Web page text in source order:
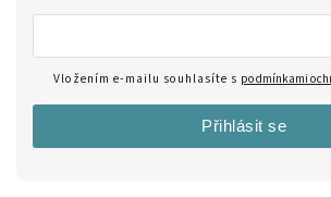
Vložením e-mailu souhlasíte s podmínkami
Přihlásit se